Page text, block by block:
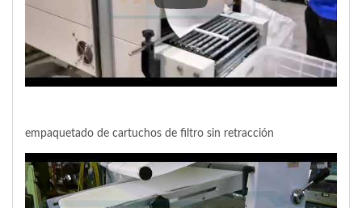
empaquetado de cartuchos de filtro sin retracción